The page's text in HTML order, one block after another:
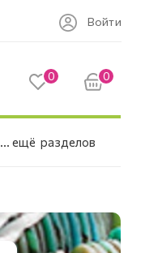
Войти
0 0
... ещё разделов